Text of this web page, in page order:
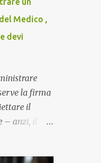
Medico ,
devi
la firma
il
– anzi, il